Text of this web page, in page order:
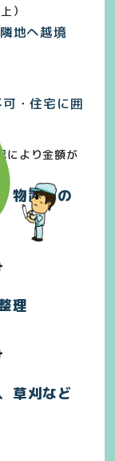
）
地へ越境
可・住宅に囲
により金額が
物置等の
理
草刈など